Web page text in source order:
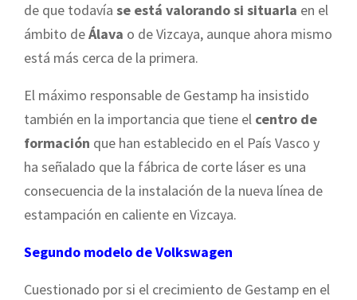
de que todavía se está valorando si situarla en el
ámbito deÁlava o de Vizcaya, aunque ahora mismo
está más cerca de la primera.
El máximo responsable de Gestamp ha insistido
también en la importancia que tiene el centro de
formación que han establecido en el País Vasco y
ha señalado que la fábrica de corte láser es una
consecuencia de la instalación de la nueva línea de
estampación en caliente en Vizcaya.
Segundo modelo de Volkswagen
Cuestionado por si el crecimiento de Gestamp en el